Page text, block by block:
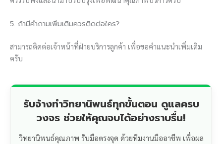
5. ถ้ามีคำถามเพิ่มเติมควรติดต่อใคร?
สามารถติดต่อเจ้าหน้าที่ฝ่ายบริการลูกค้า เพื่อขอคำแนะนำเพิ่มเติม
ครับ
รับจ้างทำวิทยานิพนธ์ทุกขั้นตอน ดูแลครบ
วงจร ช่วยให้คุณจบได้อย่างราบรื่น!
วิทยานิพนธ์คุณภาพ รับมือตรงจุด ด้วยทีมงานมืออาชีพ เพื่อผล